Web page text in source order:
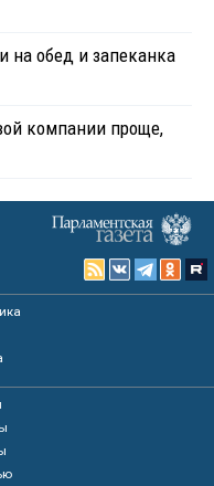
на обед и запеканка
компании проще,